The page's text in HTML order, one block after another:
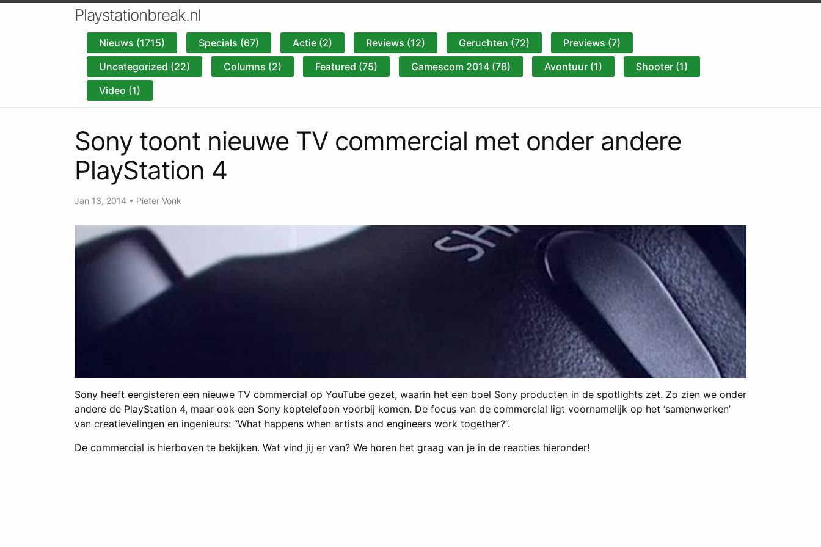
Playstationbreak.nl
Nieuws (1715) Specials (67) Actie (2) Reviews (12) Geruchten (72)
Previews (7)
Uncategorized (22)
Columns (2) Featured (75) Gamescom 2014 (78) Avontuur (1)
Shooter (1)
Video (1)
Sony toont nieuwe TV commercial met onder andere
PlayStation 4
Jan 13, 2014 • Pieter Vonk
Sony heeft eergisteren een nieuwe TV commercial op YouTube gezet, waarin het een boel Sony producten in de spotlights zet. Zo zien we onder
andere de PlayStation 4, maar ook een Sony koptelefoon voorbij komen. De focus van de commercial ligt voornamelijk op het ‘samenwerken’
van creatievelingen en ingenieurs: “What happens when artists and engineers work together?”.
De commercial is hierboven te bekijken. Wat vind jij er van? We horen het graag van je in de reacties hieronder!